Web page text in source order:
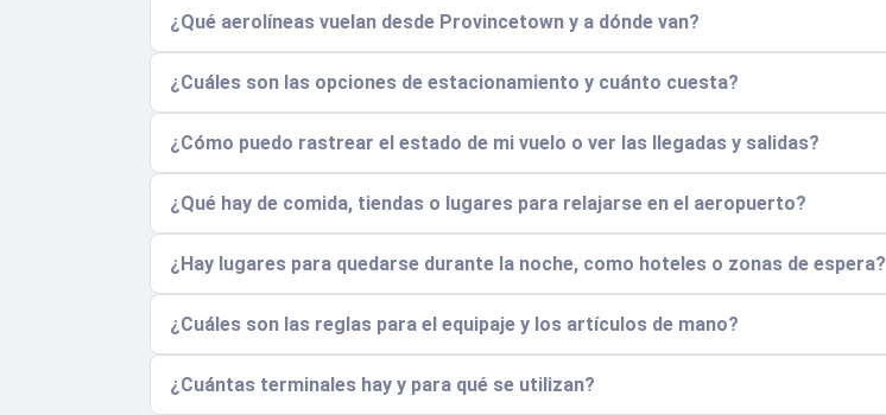
¿Qué aerolíneas vuelan desde Provincetown y a dónde van?
¿Cuáles son las opciones de estacionamiento y cuánto cuesta?
¿Cómo puedo rastrear el estado de mi vuelo o ver las llegadas y salidas?
¿Qué hay de comida, tiendas o lugares para relajarse en el aeropuerto?
¿Hay lugares para quedarse durante la noche, como hoteles o zonas de espera?
¿Cuáles son las reglas para el equipaje y los artículos de mano?
¿Cuántas terminales hay y para qué se utilizan?